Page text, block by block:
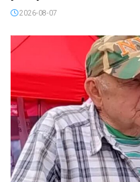
2026-08-07